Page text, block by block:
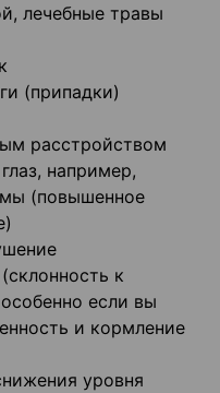
лечебные травы
(припадки)
расстройством
например,
(повышенное
к
если вы
и кормление
уровня